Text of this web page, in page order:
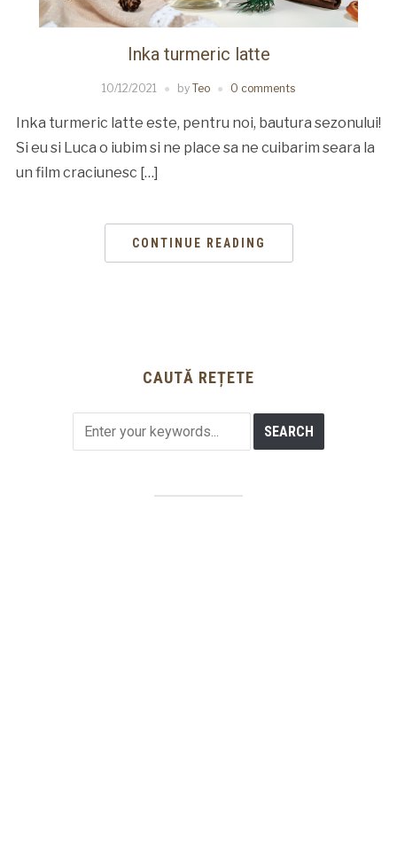
Inka turmeric latte
10/12/2021 by Teo 0 comments
Inka turmeric latte este, pentru noi, bautura sezonului!
Si eu si Luca o iubim si ne place sa ne cuibarim seara la
un film craciunesc […]
CONTINUE READING
CAUTĂ REȚETE